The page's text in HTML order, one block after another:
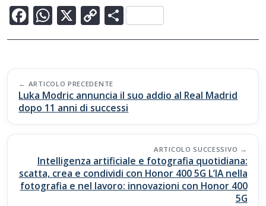
F
ac
b
o
o
k
W
h
s
A
p
p
X C
o
y
Li
n
k
C
o
di
vi
di
Post
navigation
ARTICOLO PRECEDENTE
Luka Modric annuncia il suo addio al Real Madrid
dopo 11 anni di successi
ARTICOLO SUCCESSIVO
Intelligenza artificiale e fotografia quotidiana:
scatta, crea e condividi con Honor 400 5G L’IA nella
fotografia e nel lavoro: innovazioni con Honor 400
5G